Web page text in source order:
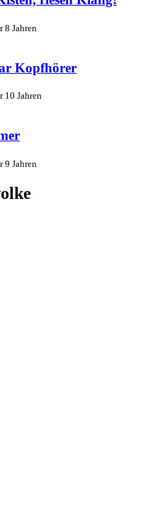
8 Jahren
Kopfhörer
10 Jahren
9 Jahren